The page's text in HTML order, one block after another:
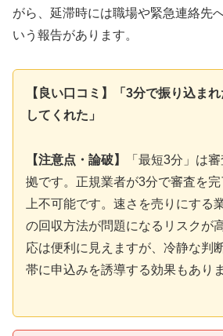
がら、延滞時には職場や緊急連絡先
いう報告があります。
【良い口コミ】「3分で振り込ま
してくれた」
【注意点・論破】
「最短3分」は
拠です。正規業者が3分で審査を
上不可能です。速さを売りにする
の回収方法が問題になるリスクが
応は便利に見えますが、冷静な判
帯に申込みを誘導する効果もありま